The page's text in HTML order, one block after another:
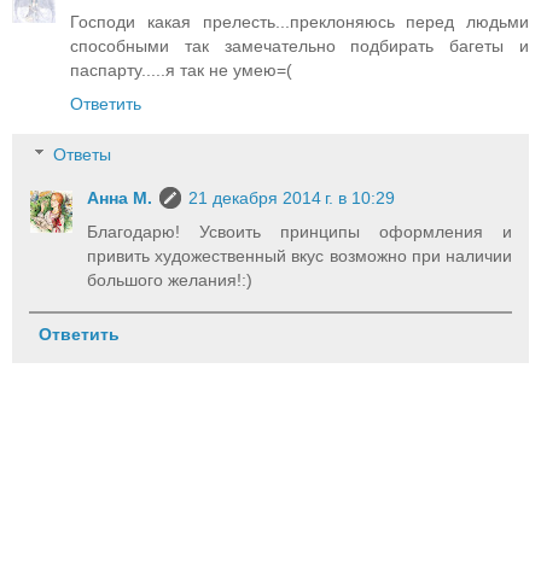
Господи какая прелесть...преклоняюсь перед людьми
способными так замечательно подбирать багеты и
паспарту.....я так не умею=(
Ответить
Ответы
Анна М.
21 декабря 2014 г. в 10:29
Благодарю! Усвоить принципы оформления и
привить художественный вкус возможно при наличии
большого желания!:)
Ответить